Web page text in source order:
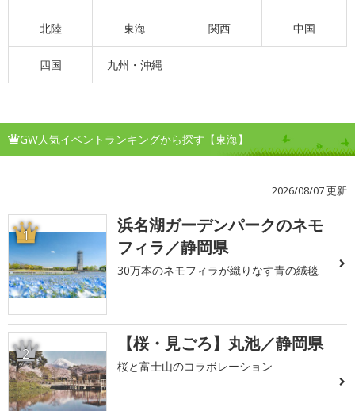
北陸 東海 関西 中国
四国 九州・沖縄
GW人気イベントランキングから探す【東海】
2026/08/07 更新
1
浜名湖ガーデンパークのネモ
フィラ／静岡県
30万本のネモフィラが織りなす青の絨毯
2 【桜・見ごろ】丸池／静岡県
桜と富士山のコラボレーション